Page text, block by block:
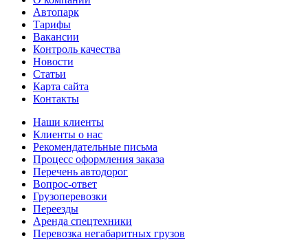
Автопарк
Тарифы
Вакансии
Контроль качества
Новости
Статьи
Карта сайта
Контакты
Наши клиенты
Клиенты о нас
Рекомендательные письма
Процесс оформления заказа
Перечень автодорог
Вопрос-ответ
Грузоперевозки
Переезды
Аренда спецтехники
Перевозка негабаритных грузов